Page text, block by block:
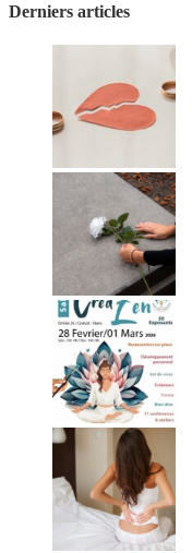
Derniers articles